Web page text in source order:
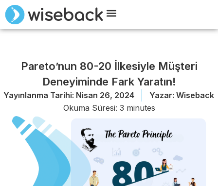
Pareto’nun 80-20 İlkesiyle Müşteri
Deneyiminde Fark Yaratın!
Yayınlanma Tarihi: Nisan 26, 2024 Yazar: Wiseback
Okuma Süresi: 3 minutes